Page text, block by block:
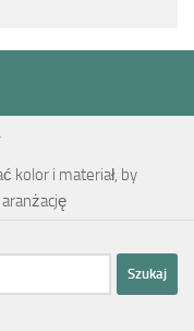
kolor i materiał, by